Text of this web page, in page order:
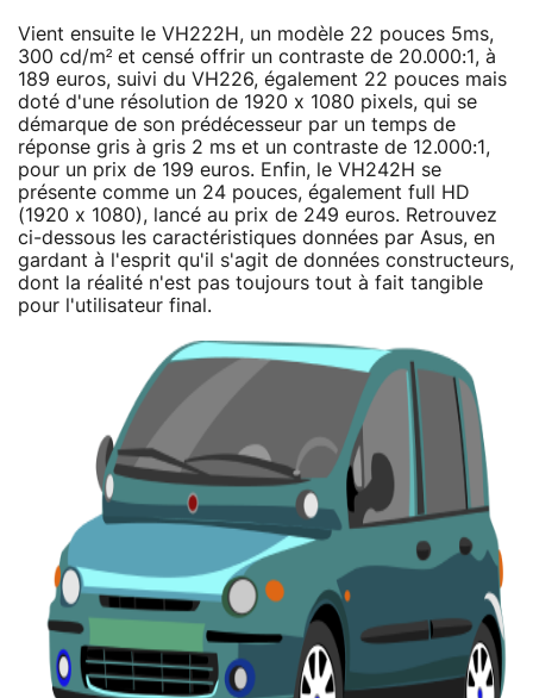
Vient ensuite le VH222H, un modèle 22 pouces 5ms,
300 cd/m² et censé offrir un contraste de 20.000:1, à
189 euros, suivi du VH226, également 22 pouces mais
doté d'une résolution de 1920 x 1080 pixels, qui se
démarque de son prédécesseur par un temps de
réponse gris à gris 2 ms et un contraste de 12.000:1,
pour un prix de 199 euros. Enfin, le VH242H se
présente comme un 24 pouces, également full HD
(1920 x 1080), lancé au prix de 249 euros. Retrouvez
ci-dessous les caractéristiques données par Asus, en
gardant à l'esprit qu'il s'agit de données constructeurs,
dont la réalité n'est pas toujours tout à fait tangible
pour l'utilisateur final.